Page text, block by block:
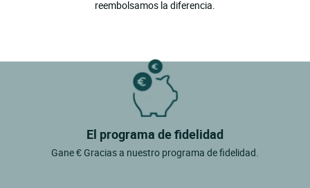
reembolsamos la diferencia.
El programa de fidelidad
Gane € Gracias a nuestro programa de fidelidad.